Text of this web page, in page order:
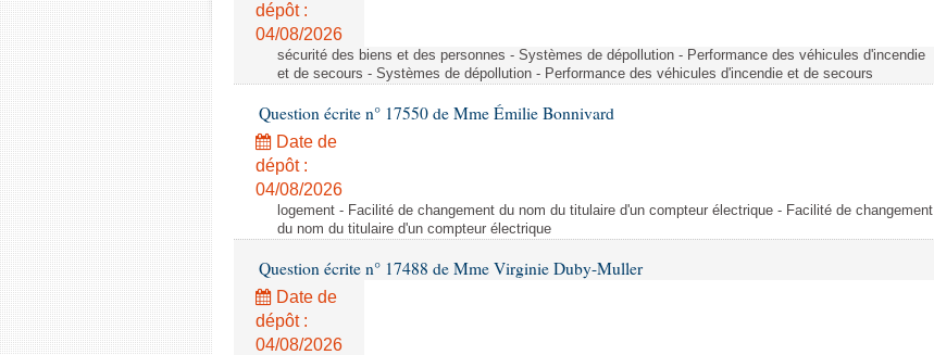
dépôt :
04/08/2026
sécurité des biens et des personnes - Systèmes de dépollution - Performance des véhicules d'incendie
et de secours - Systèmes de dépollution - Performance des véhicules d'incendie et de secours
Question écrite n° 17550 de Mme Émilie Bonnivard
Date de
dépôt :
04/08/2026
logement - Facilité de changement du nom du titulaire d'un compteur électrique - Facilité de changement
du nom du titulaire d'un compteur électrique
Question écrite n° 17488 de Mme Virginie Duby-Muller
Date de
dépôt :
04/08/2026